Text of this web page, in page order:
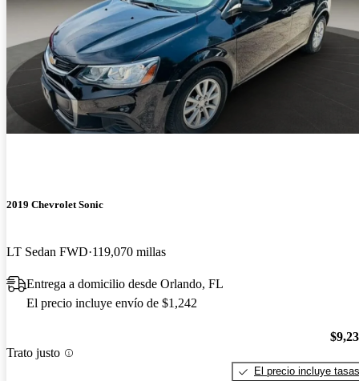
2019 Chevrolet Sonic
LT Sedan FWD 119,070 millas
Entrega a domicilio desde Orlando, FL
El precio incluye envío de $1,242
Trato justo
El precio incluye tasas